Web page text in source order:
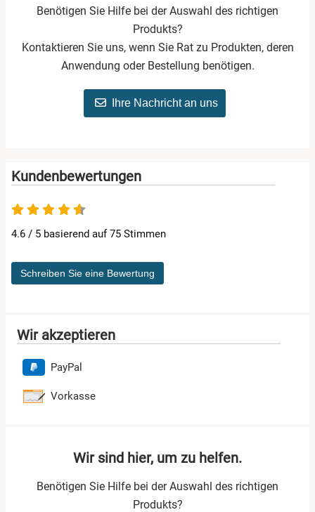
schwarz 42 1/3 305,00 €
Benötigen Sie Hilfe bei der Auswahl des richtigen
Produkts?
Kontaktieren Sie uns, wenn Sie Rat zu Produkten, deren
Anwendung oder Bestellung benötigen.
Ihre Nachricht an uns
Kundenbewertungen
4.6 von 5
4.6 / 5 basierend auf 75 Stimmen
Schreiben Sie eine Bewertung
Wir akzeptieren
PayPal
Vorkasse
Wir sind hier, um zu helfen.
Benötigen Sie Hilfe bei der Auswahl des richtigen
Produkts?